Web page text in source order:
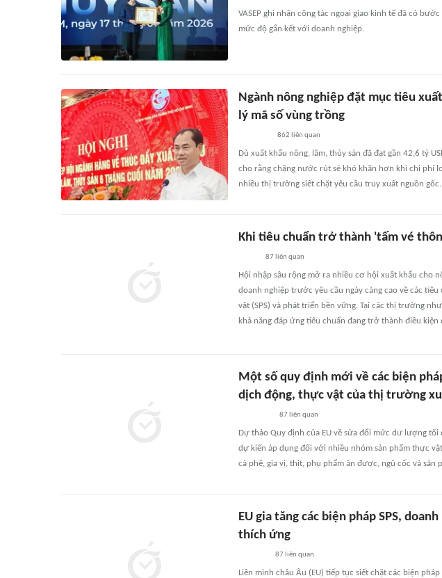
VASEP ghi nhận công tác ngoại giao kinh tế đã có
mức độ gắn kết với doanh nghiệp.
Ngành nông nghiệp đặt mục tiêu
lý mã số vùng trồng
862 liên quan
Dù xuất khẩu nông, lâm, thủy sản đã đạt gần 42,6 tỷ
cho rằng chặng nước rút sẽ khó khăn hơn khi chi phí
nhiều thị trường siết chặt yêu cầu truy xuất nguồn gốc.
Khi tiêu chuẩn trở thành 'tấm vé
87 liên quan
Hội nhập sâu rộng mở ra nhiều cơ hội xuất khẩu cho
doanh nghiệp trước yêu cầu ngày càng cao về các
vật (SPS) và phát triển bền vững. Tại các thị trường
khả năng đáp ứng tiêu chuẩn đang trở thành điều
Một số quy định mới về các biện
dịch động, thực vật của thị trường
87 liên quan
Dự thảo Quy định của EU về sửa đổi mức dư lượng
dự kiến áp dụng đối với nhiều nhóm sản phẩm thực
cà phê, gia vị, thịt, phụ phẩm ăn được, ngũ cốc và sản
EU gia tăng các biện pháp SPS,
thích ứng
87 liên quan
Liên minh châu Âu (EU) tiếp tục siết chặt các biện